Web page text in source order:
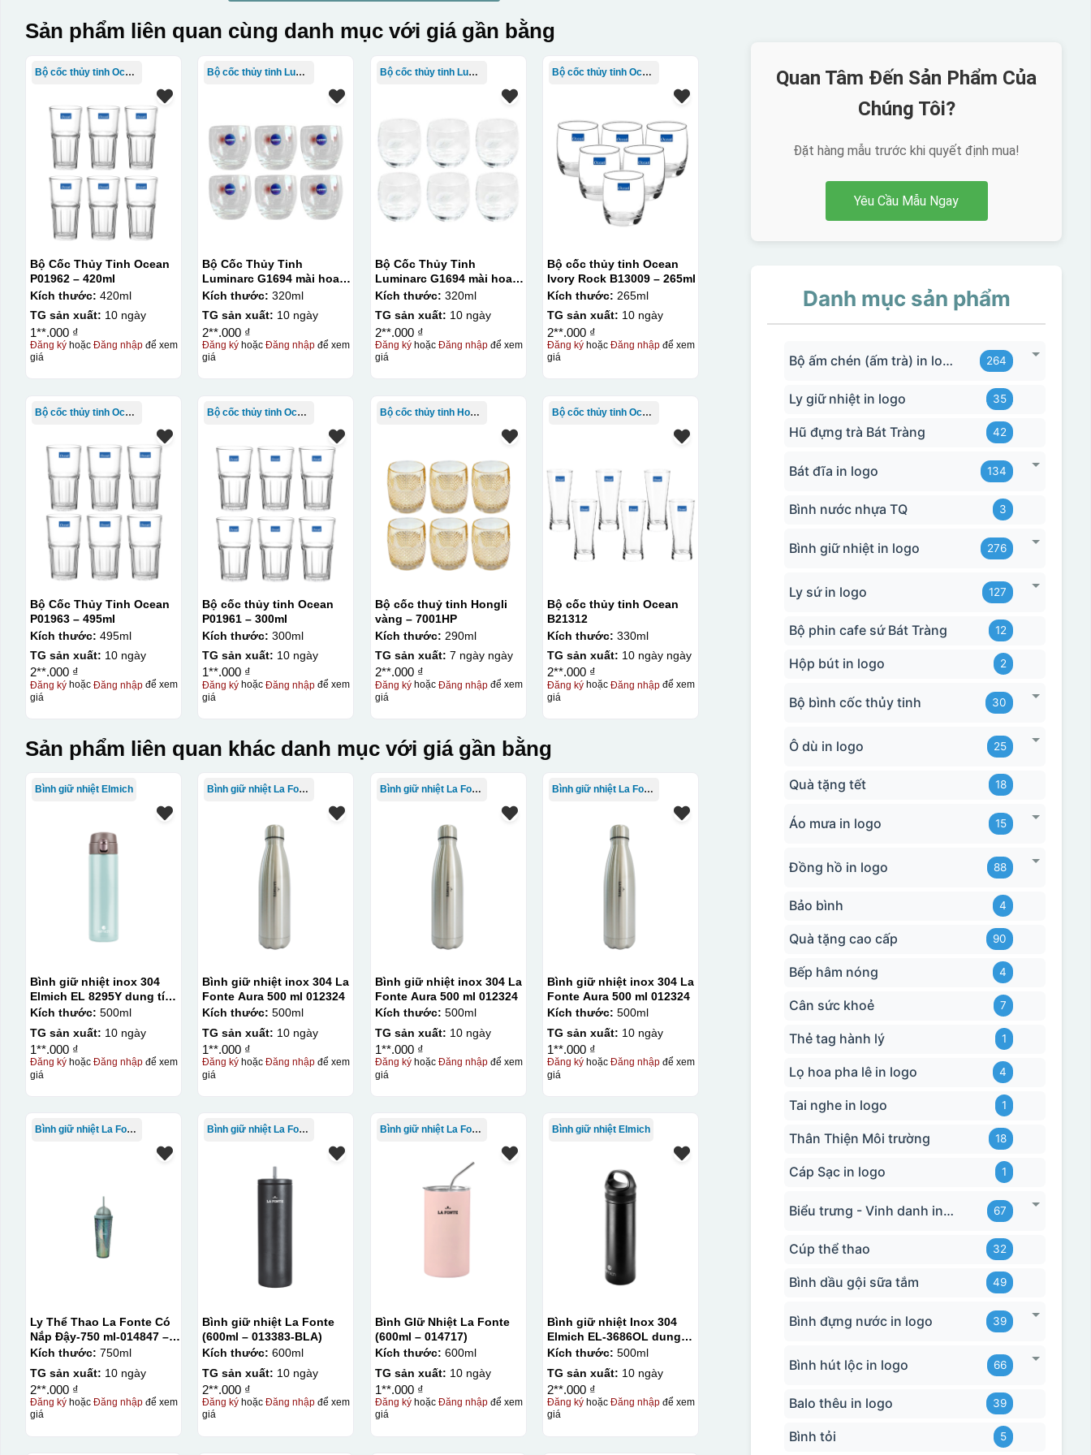
Sản phẩm liên quan cùng danh mục với giá gần bằng
Bộ cốc thủy tinh Ocean
Bộ Cốc Thủy Tinh Ocean
P01962 – 420ml
Kích thước: 420ml
TG sản xuất: 10 ngày
1**.000 ₫
Đăng kýhoặc Đăng nhậpđể xem
giá
Bộ cốc thủy tinh Luminarc
Bộ Cốc Thủy Tinh
Luminarc G1694 mài hoa
đỏ – 320ml
Kích thước: 320ml
TG sản xuất: 10 ngày
2**.000 ₫
Đăng ký hoặcĐăng nhập để xem
giá
Bộ cốc thủy tinh Luminarc
Bộ Cốc Thủy Tinh
Luminarc G1694 mài hoa
trắng – 320ml
Kích thước: 320ml
TG sản xuất: 10 ngày
2**.000 ₫
Đăng kýhoặc Đăng nhậpđể xem
giá
Bộ cốc thủy tinh Ocean
Bộ cốc thủy tinh Ocean
Ivory Rock B13009 – 265ml
Kích thước: 265ml
TG sản xuất: 10 ngày
2**.000 ₫
Đăng ký hoặcĐăng nhập để xem
giá
Bộ cốc thủy tinh Ocean
Bộ Cốc Thủy Tinh Ocean
P01963 – 495ml
Kích thước: 495ml
TG sản xuất: 10 ngày
2**.000 ₫
Đăng kýhoặc Đăng nhậpđể xem
giá
Bộ cốc thủy tinh Ocean
Bộ cốc thủy tinh Ocean
P01961 – 300ml
Kích thước: 300ml
TG sản xuất: 10 ngày
1**.000 ₫
Đăng ký hoặcĐăng nhập để xem
giá
Bộ cốc thủy tinh Hongli
Bộ cốc thuỷ tinh Hongli
vàng – 7001HP
Kích thước: 290ml
TG sản xuất: 7 ngày ngày
2**.000 ₫
Đăng kýhoặc Đăng nhậpđể xem
giá
Bộ cốc thủy tinh Ocean
Bộ cốc thủy tinh Ocean
B21312
Kích thước: 330ml
TG sản xuất: 10 ngày ngày
2**.000 ₫
Đăng ký hoặcĐăng nhập để xem
giá
Sản phẩm liên quan khác danh mục với giá gần bằng
Bình giữ nhiệt Elmich
Bình giữ nhiệt inox 304
Elmich EL 8295Y dung tích
500ml
Kích thước: 500ml
TG sản xuất: 10 ngày
1**.000 ₫
Đăng kýhoặc Đăng nhậpđể xem
giá
Bình giữ nhiệt La Fonte
Bình giữ nhiệt inox 304 La
Fonte Aura 500 ml 012324
Kích thước: 500ml
TG sản xuất: 10 ngày
1**.000 ₫
Đăng ký hoặcĐăng nhập để xem
giá
Bình giữ nhiệt La Fonte
Bình giữ nhiệt inox 304 La
Fonte Aura 500 ml 012324
Kích thước: 500ml
TG sản xuất: 10 ngày
1**.000 ₫
Đăng kýhoặc Đăng nhậpđể xem
giá
Bình giữ nhiệt La Fonte
Bình giữ nhiệt inox 304 La
Fonte Aura 500 ml 012324
Kích thước: 500ml
TG sản xuất: 10 ngày
1**.000 ₫
Đăng ký hoặcĐăng nhập để xem
giá
Bình giữ nhiệt La Fonte
Ly Thể Thao La Fonte Có
Nắp Đậy-750 ml-014847 –
GRA
Kích thước: 750ml
TG sản xuất: 10 ngày
2**.000 ₫
Đăng kýhoặc Đăng nhậpđể xem
giá
Bình giữ nhiệt La Fonte
Bình giữ nhiệt La Fonte
(600ml – 013383-BLA)
Kích thước: 600ml
TG sản xuất: 10 ngày
2**.000 ₫
Đăng ký hoặcĐăng nhập để xem
giá
Bình giữ nhiệt La Fonte
Bình GIữ Nhiệt La Fonte
(600ml – 014717)
Kích thước: 600ml
TG sản xuất: 10 ngày
1**.000 ₫
Đăng kýhoặc Đăng nhậpđể xem
giá
Bình giữ nhiệt Elmich
Bình giữ nhiệt Inox 304
Elmich EL-3686OL dung
tích 500ml
Kích thước: 500ml
TG sản xuất: 10 ngày
2**.000 ₫
Đăng ký hoặcĐăng nhập để xem
giá
Quan Tâm Đến Sản Phẩm Của
Chúng Tôi?
Đặt hàng mẫu trước khi quyết định mua!
Yêu Cầu Mẫu Ngay
Danh mục sản phẩm
Bộ ấm chén (ấm trà) in logo 264
Ly giữ nhiệt in logo 35
Hũ đựng trà Bát Tràng 42
Bát đĩa in logo 134
Bình nước nhựa TQ 3
Bình giữ nhiệt in logo 276
Ly sứ in logo 127
Bộ phin cafe sứ Bát Tràng 12
Hộp bút in logo 2
Bộ bình cốc thủy tinh 30
Ô dù in logo 25
Quà tặng tết 18
Áo mưa in logo 15
Đồng hồ in logo 88
Bảo bình 4
Quà tặng cao cấp 90
Bếp hâm nóng 4
Cân sức khoẻ 7
Thẻ tag hành lý 1
Lọ hoa pha lê in logo 4
Tai nghe in logo 1
Thân Thiện Môi trường 18
Cáp Sạc in logo 1
Biểu trưng - Vinh danh in logo 67
Cúp thể thao 32
Bình dầu gội sữa tắm 49
Bình đựng nước in logo 39
Bình hút lộc in logo 66
Balo thêu in logo 39
Bình tỏi 5